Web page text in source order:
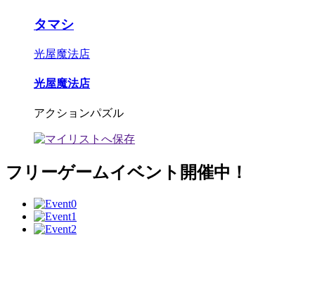
タマシ
光屋魔法店
光屋魔法店
アクションパズル
フリーゲームイベント開催中！